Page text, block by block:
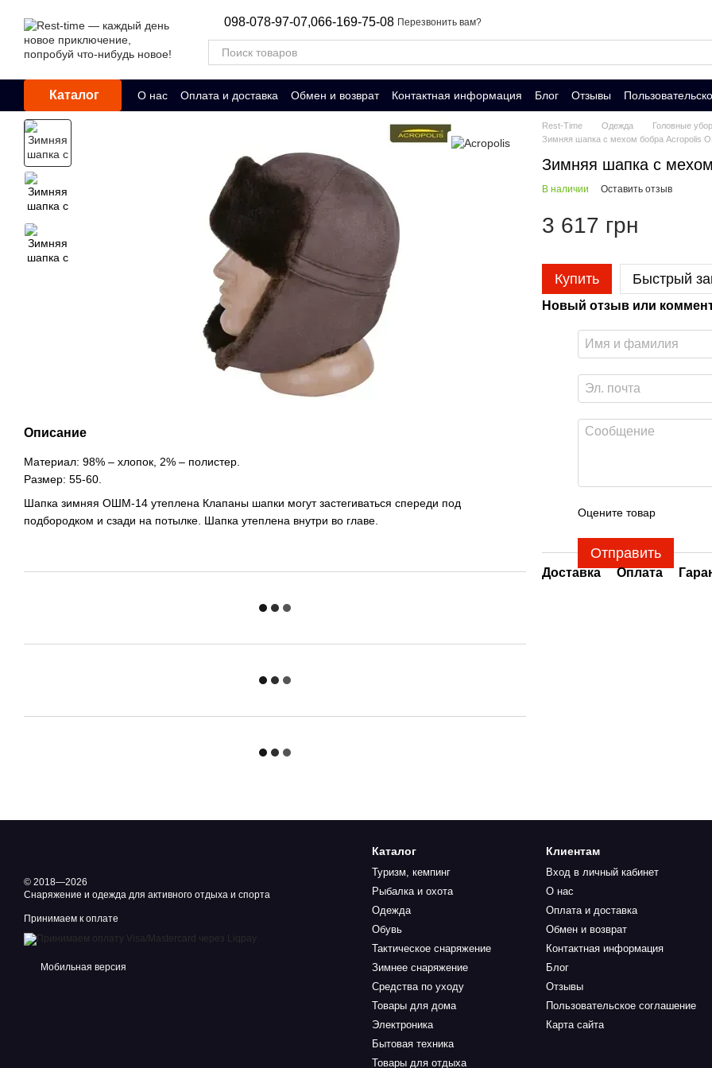
098-078-97-07,066-169-75-08 Перезвонить вам?
Каталог О нас Оплата и доставка Обмен и возврат Контактная информация Блог Отзывы
Описание
Материал: 98% – хлопок, 2% – полистер.
Размер: 55-60.
Шапка зимняя ОШМ-14 утеплена Клапаны шапки могут застегиваться спереди под
подбородком и сзади на потылке. Шапка утеплена внутри во главе.
Rest-Time Одежда
Головные
Зимняя шапка с мехом бобра Acropolis
Зимняя шапка с
В наличии Оставить отзыв
3 617 грн
Купить Быстрый
Новый отзыв или
Оцените товар
Отправить
Доставка Оплата
© 2018—2026
Снаряжение и одежда для активного отдыха и спорта
Принимаем к оплате
Мобильная версия
Каталог
Туризм, кемпинг
Рыбалка и охота
Одежда
Обувь
Тактическое снаряжение
Зимнее снаряжение
Средства по уходу
Товары для дома
Электроника
Бытовая техника
Товары для отдыха
Клиентам
Вход в личный кабинет
О нас
Оплата и доставка
Обмен и возврат
Контактная информация
Блог
Отзывы
Пользовательское соглашение
Карта сайта